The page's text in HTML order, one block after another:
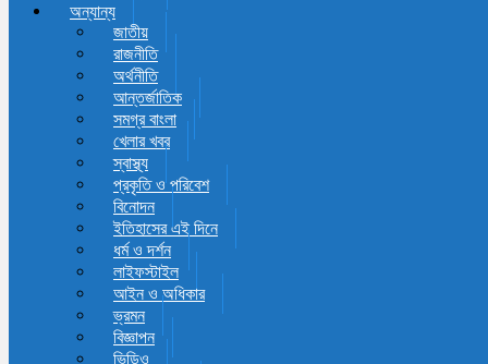
অন্যান্য
জাতীয়
রাজনীতি
অর্থনীতি
আন্তর্জাতিক
সমগ্র বাংলা
খেলার খবর
স্বাস্থ্য
প্রকৃতি ও পরিবেশ
বিনোদন
ইতিহাসের এই দিনে
ধর্ম ও দর্শন
লাইফস্টাইল
আইন ও অধিকার
ভ্রমন
বিজ্ঞাপন
ভিডিও